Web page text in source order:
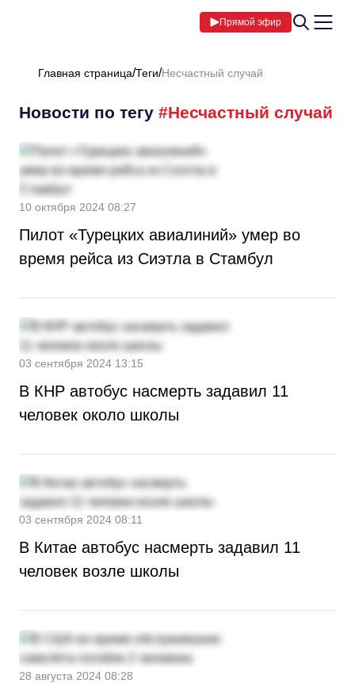
Прямой эфир
Главная страница Теги Несчастный случай
Новости по тегу #Несчастный случай
10 октября 2024 08:27
Пилот «Турецких авиалиний» умер во
время рейса из Сиэтла в Стамбул
03 сентября 2024 13:15
В КНР автобус насмерть задавил 11
человек около школы
03 сентября 2024 08:11
В Китае автобус насмерть задавил 11
человек возле школы
28 августа 2024 08:28